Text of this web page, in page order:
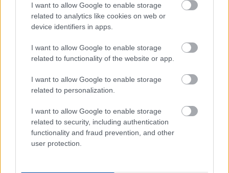
I want to allow Google to enable storage
related to analytics like cookies on web or
device identifiers in apps.
I want to allow Google to enable storage
related to functionality of the website or app.
I want to allow Google to enable storage
related to personalization.
I want to allow Google to enable storage
related to security, including authentication
functionality and fraud prevention, and other
user protection.
Half Dome, Εθνικό Πάρκο Yosemite,
Καλιφόρνια